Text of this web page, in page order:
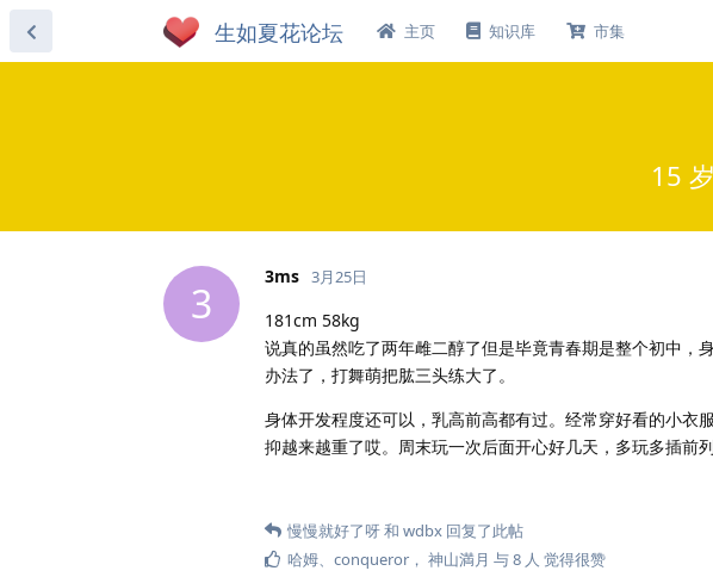
主页 知识库 市集
15
3
3ms 3月25日
181cm 58kg
说真的虽然吃了两年雌二醇了但是毕竟青春期是整个初中，
办法了，打舞萌把肱三头练大了。
身体开发程度还可以，乳高前高都有过。经常穿好看的小衣
抑越来越重了哎。周末玩一次后面开心好几天，多玩多插前
慢慢就好了呀和 wdbx 回复了此帖
哈姆、 conqueror ， 神山満月 与8 人 觉得很赞